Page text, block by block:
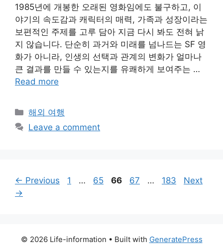
1985년에 개봉한 오래된 영화임에도 불구하고, 이
야기의 속도감과 캐릭터의 매력, 가족과 성장이라는
보편적인 주제를 고루 담아 지금 다시 봐도 전혀 낡
지 않습니다. 단순히 과거와 미래를 넘나드는 SF 영
화가 아니라, 인생의 선택과 관계의 변화가 얼마나
큰 결과를 만들 수 있는지를 유쾌하게 보여주는 …
Read more
Categories
해외 여행
Leave a comment
← Previous Page
1 … Page
65 Page
66 Page
67 … Page
183
Next
→
© 2026 Life-information • Built with GeneratePress